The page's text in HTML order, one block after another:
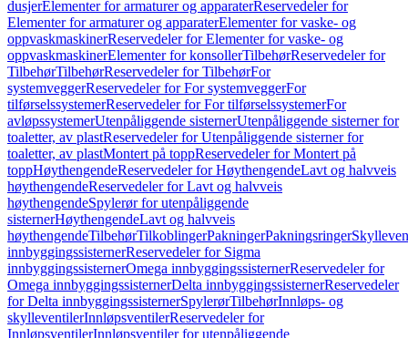
dusjerElementer for armaturer og apparaterReservedeler for
Elementer for armaturer og apparaterElementer for vaske- og
oppvaskmaskinerReservedeler for Elementer for vaske- og
oppvaskmaskinerElementer for konsollerTilbehørReservedeler for
TilbehørTilbehørReservedeler for TilbehørFor
systemveggerReservedeler for For systemveggerFor
tilførselssystemerReservedeler for For tilførselssystemerFor
avløpssystemerUtenpåliggende sisternerUtenpåliggende sisterner for
toaletter, av plastReservedeler for Utenpåliggende sisterner for
toaletter, av plastMontert på toppReservedeler for Montert på
toppHøythengendeReservedeler for HøythengendeLavt og halvveis
høythengendeReservedeler for Lavt og halvveis
høythengendeSpylerør for utenpåliggende
sisternerHøythengendeLavt og halvveis
høythengendeTilbehørTilkoblingerPakningerPakningsringer
innbyggingssisternerReservedeler for Sigma
innbyggingssisternerOmega innbyggingssisternerReservedeler for
Omega innbyggingssisternerDelta innbyggingssisternerReservedeler
for Delta innbyggingssisternerSpylerørTilbehørInnløps- og
skylleventilerInnløpsventilerReservedeler for
InnløpsventilerInnløpsventiler for utenpåliggende